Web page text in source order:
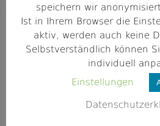
FV Pfeffenhausen
84076 Pfeffenhausen | Niederbayern
speichern wir
Ist in Ihrem Browser die
aktiv, werden auch keine
Selbstverständlich können
individuell
Einstellungen